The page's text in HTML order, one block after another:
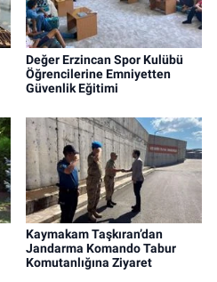
Değer Erzincan Spor Kulübü
Öğrencilerine Emniyetten
Güvenlik Eğitimi
Kaymakam Taşkıran’dan
Jandarma Komando Tabur
Komutanlığına Ziyaret